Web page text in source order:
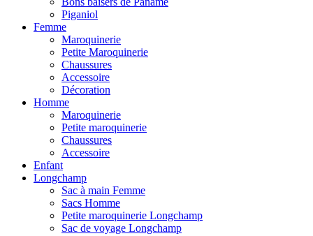
Piganiol
Femme
Maroquinerie
Petite Maroquinerie
Chaussures
Accessoire
Décoration
Homme
Maroquinerie
Petite maroquinerie
Chaussures
Accessoire
Enfant
Longchamp
Sac à main Femme
Sacs Homme
Petite maroquinerie Longchamp
Sac de voyage Longchamp